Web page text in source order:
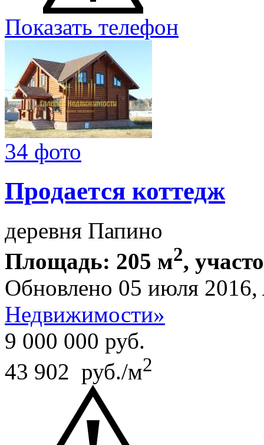
Показать телефон
34 фото
Продается коттедж
деревня Папино
Площадь: 205 м2,
Обновлено 05 июля 2016,
Недвижимости»
9 000 000 руб.
43 902 руб./м2